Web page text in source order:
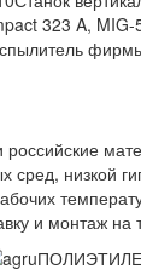
сред, низкой
и монтаж